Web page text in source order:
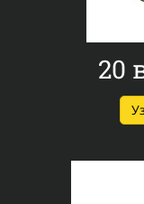
20